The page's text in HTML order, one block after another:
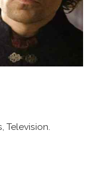
Television.